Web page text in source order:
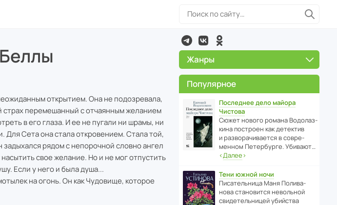
открытием. Она не подозревала,
страх перемешанный с отчаянным желанием
в его глаза. И ее не пугали ни шрамы, ни
Для Сета она стала откровением. Стала той,
рядом с непорочной словно ангел
свое желание. Но и не мог отпустить
Если у него и была душа...
на огонь. Он как Чудовище, которое
Жанры
Популярное
Последнее дело майора
Чистова
Сюжет нового романа Водо­ла­з­
кина пост­роен как дете­ктив
и разво­ра­чи­ва­ется в совре­
менном Пете­р­бурге. Убивают…
‹Далее›
Тени южной ночи
Писа­тель­ница Маня Поли­ва­
нова стано­вится невольной
свиде­тель­ницей убийства